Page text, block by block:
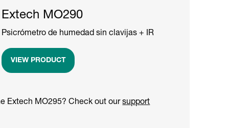
Extech MO290
Psicrómetro de humedad sin clavijas + IR
VIEW PRODUCT
Extech MO295? Check out oursupport